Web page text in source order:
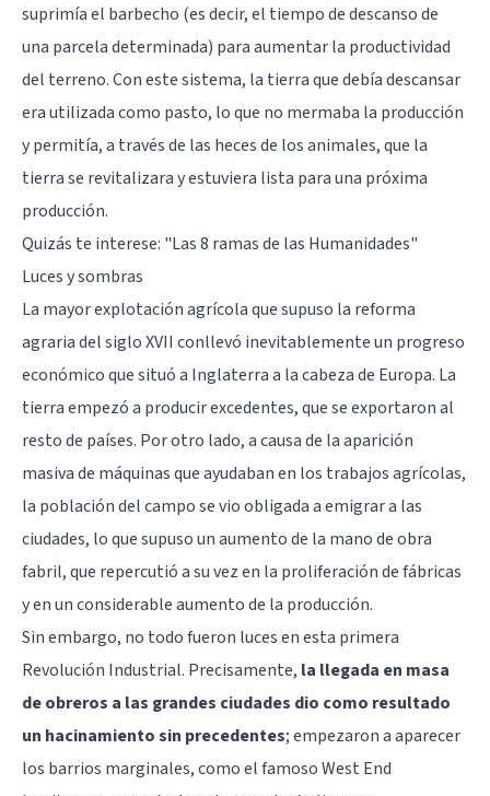
suprimía el barbecho (es decir, el tiempo de descanso de
una parcela determinada) para aumentar la productividad
del terreno. Con este sistema, la tierra que debía descansar
era utilizada como pasto, lo que no mermaba la producción
y permitía, a través de las heces de los animales, que la
tierra se revitalizara y estuviera lista para una próxima
producción.
Quizás te interese: "Las 8 ramas de las Humanidades"
Luces y sombras
La mayor explotación agrícola que supuso la reforma
agraria del siglo XVII conllevó inevitablemente un progreso
económico que situó a Inglaterra a la cabeza de Europa. La
tierra empezó a producir excedentes, que se exportaron al
resto de países. Por otro lado, a causa de la aparición
masiva de máquinas que ayudaban en los trabajos agrícolas,
la población del campo se vio obligada a emigrar a las
ciudades, lo que supuso un aumento de la mano de obra
fabril, que repercutió a su vez en la proliferación de fábricas
y en un considerable aumento de la producción.
Sin embargo, no todo fueron luces en esta primera
Revolución Industrial. Precisamente, la llegada en masa
de obreros a las grandes ciudades dio como resultado
un hacinamiento sin precedentes; empezaron a aparecer
los barrios marginales, como el famoso West End